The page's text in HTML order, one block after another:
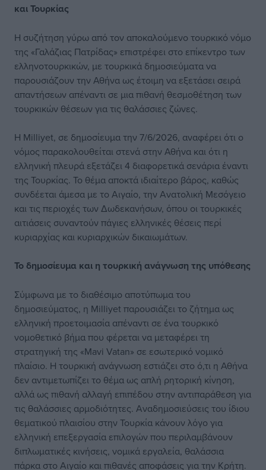
και Τουρκίας
Η συζήτηση γύρω από τον αποκαλούμενο τουρκικό νόμο
της «Γαλάζιας Πατρίδας» επιστρέφει στο επίκεντρο των
ελληνοτουρκικών, με τουρκικά δημοσιεύματα να
παρουσιάζουν την Αθήνα ως έτοιμη να εξετάσει σειρά
απαντήσεων απέναντι σε μια πιθανή θεσμοθέτηση των
τουρκικών θέσεων για τις θαλάσσιες ζώνες.
Η Milliyet, σε δημοσίευμα την 7/6/2026, αναφέρει ότι ο
νόμος παρακολουθείται στενά στην Αθήνα και ότι η
ελληνική πλευρά εξετάζει 4 διαφορετικά σενάρια έναντι
της Τουρκίας. Το θέμα αποκτά ιδιαίτερο βάρος, καθώς
συνδέεται άμεσα με το Αιγαίο, την Ανατολική Μεσόγειο
και τις περιοχές των Δωδεκανήσων, όπου οι τουρκικές
αιτιάσεις συναντούν πάγιες ελληνικές θέσεις περί
κυριαρχίας και κυριαρχικών δικαιωμάτων.
Το δημοσίευμα και η τουρκική ανάγνωση της υπόθεσης
Σύμφωνα με το διαθέσιμο αποτύπωμα του
δημοσιεύματος, η Milliyet παρουσιάζει το ζήτημα ως
ελληνική προετοιμασία απέναντι σε ένα τουρκικό
νομοθετικό βήμα που φέρεται να μεταφέρει τη
στρατηγική της «Mavi Vatan» σε εσωτερικό νομικό
πλαίσιο. Η τουρκική ανάγνωση εστιάζει στο ό,τι η Αθήνα
δεν αντιμετωπίζει το θέμα ως απλή ρητορική κίνηση,
αλλά ως πιθανή αλλαγή επιπέδου στην αντιπαράθεση για
τις θαλάσσιες αρμοδιότητες. Αναδημοσιεύσεις του ίδιου
θεματικού πλαισίου στην Τουρκία κάνουν λόγο για
ελληνική επεξεργασία επιλογών που περιλαμβάνουν
διπλωματικές κινήσεις, νομικά εργαλεία, θαλάσσια
πάρκα στο Αιγαίο και πιθανές αποφάσεις για την Κρήτη.